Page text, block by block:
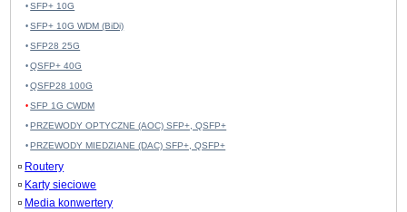
SFP+ 10G
SFP+ 10G WDM (BiDi)
SFP28 25G
QSFP+ 40G
QSFP28 100G
SFP 1G CWDM
PRZEWODY OPTYCZNE (AOC) SFP+, QSFP+
PRZEWODY MIEDZIANE (DAC) SFP+, QSFP+
Routery
Karty sieciowe
Media konwertery